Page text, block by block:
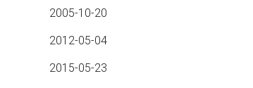
2005-10-20
2012-05-04
2015-05-23